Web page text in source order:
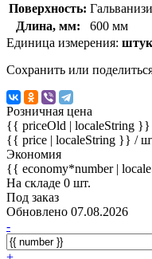
Поверхность:
Длина, мм:
600 мм
Единица измерения: штук
Сохранить или
Розничная цена
{{ priceOld | localeString }}
{{ price | localeString }} /
Экономия
{{ economy*number |
На складе 0 шт.
Под заказ
Обновлено 07.08.2026
-